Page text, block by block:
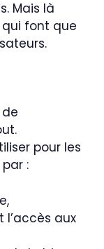
Mais là
qui font que
pour les
:
aux